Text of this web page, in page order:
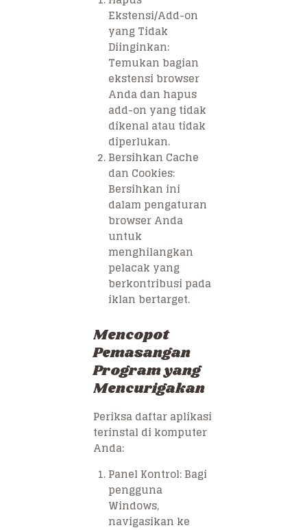
Ekstensi/Add-on
yang Tidak
Diinginkan:
Temukan bagian
ekstensi browser
Anda dan hapus
add-on yang tidak
dikenal atau tidak
diperlukan.
Bersihkan Cache
dan Cookies:
Bersihkan ini
dalam pengaturan
browser Anda
untuk
menghilangkan
pelacak yang
berkontribusi pada
iklan bertarget.
Mencopot
Pemasangan
Program yang
Mencurigakan
Periksa daftar aplikasi
terinstal di komputer
Anda:
Panel Kontrol: Bagi
pengguna
Windows,
navigasikan ke